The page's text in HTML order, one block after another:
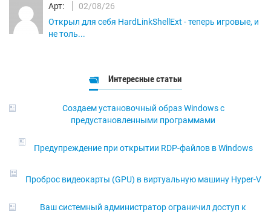
Арт:
02/08/26
Открыл для себя HardLinkShellExt - теперь игровые, и
не толь...
Интересные статьи
Создаем установочный образ Windows с
предустановленными программами
Предупреждение при открытии RDP-файлов в Windows
Проброс видеокарты (GPU) в виртуальную машину Hyper-V
Ваш системный администратор ограничил доступ к